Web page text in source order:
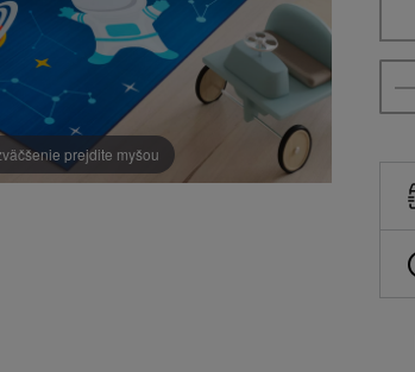
prejdite myšou